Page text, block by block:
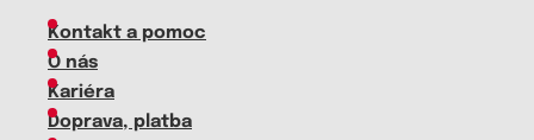
Kontakt a pomoc
O nás
Kariéra
Doprava, platba